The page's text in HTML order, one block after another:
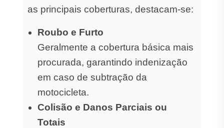
as principais coberturas, destacam-se:
Roubo e Furto
Geralmente a cobertura básica mais
procurada, garantindo indenização
em caso de subtração da
motocicleta.
Colisão e Danos Parciais ou
Totais